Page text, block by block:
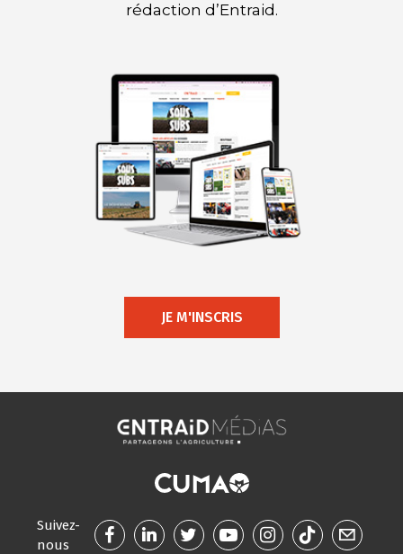
rédaction d’Entraid.
JE M'INSCRIS
Suivez-
nous